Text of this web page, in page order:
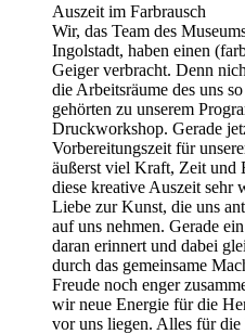
Auszeit im Farbrausch
Wir, das Team des
Ingolstadt, haben einen
Geiger verbracht. Denn
die Arbeitsräume des uns
gehörten zu unserem
Druckworkshop. Gerade
Vorbereitungszeit für
äußerst viel Kraft, Zeit und
diese kreative Auszeit sehr
Liebe zur Kunst, die uns
auf uns nehmen. Gerade
daran erinnert und dabei
durch das gemeinsame
Freude noch enger
wir neue Energie für die
vor uns liegen. Alles für